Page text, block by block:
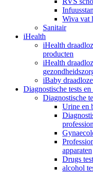
Wiva vat
Sanitair
iHealth
iHealth
producten
iHealth
iBaby
Diagnostische tests
Diagnostische
Urine en
apparaten
Drugs
alcohol